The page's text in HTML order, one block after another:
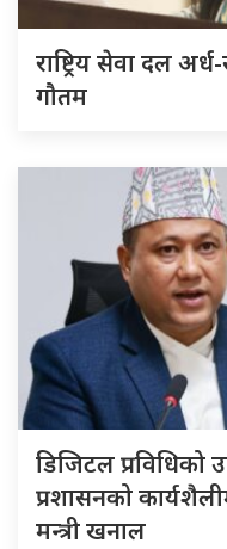
राष्ट्रिय सेवा दल
गौतम
डिजिटल प्रविधिको
प्रशासनको
मन्त्री खनाल